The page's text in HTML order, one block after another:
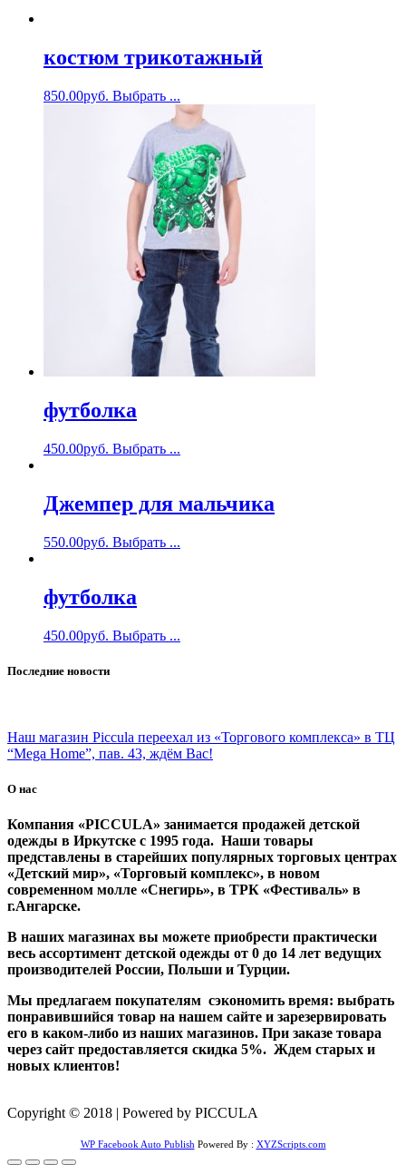
костюм трикотажный
850.00руб. Выбрать ...
футболка
450.00руб. Выбрать ...
Джемпер для мальчика
550.00руб. Выбрать ...
футболка
450.00руб. Выбрать ...
Последние новости
Наш магазин Piccula переехал из «Торгового комплекса» в ТЦ
“Mega Home”, пав. 43, ждём Вас!
О нас
Компания «PICCULA» занимается продажей детской
одежды в Иркутске с 1995 года. Наши товары
представлены в старейших популярных торговых центрах
«Детский мир», «Торговый комплекс», в новом
современном молле «Снегирь», в ТРК «Фестиваль» в
г.Ангарске.
В наших магазинах вы можете приобрести практически
весь ассортимент детской одежды от 0 до 14 лет ведущих
производителей России, Польши и Турции.
Мы предлагаем покупателям сэкономить время: выбрать
понравившийся товар на нашем сайте и зарезервировать
его в каком-либо из наших магазинов. При заказе товара
через сайт предоставляется скидка 5%. Ждем старых и
новых клиентов!
Copyright © 2018 | Powered by PICCULA
WP Facebook Auto Publish Powered By : XYZScripts.com